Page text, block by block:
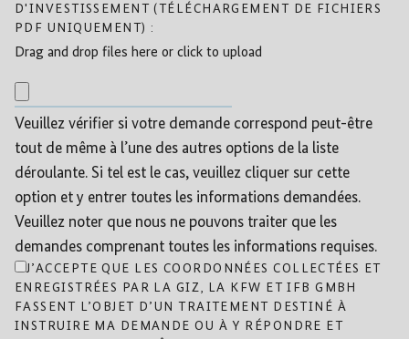
D'INVESTISSEMENT (TÉLÉCHARGEMENT DE FICHIERS
PDF UNIQUEMENT) :
Drag and drop files here or click to upload
Veuillez vérifier si votre demande correspond peut-être
tout de même à l’une des autres options de la liste
déroulante. Si tel est le cas, veuillez cliquer sur cette
option et y entrer toutes les informations demandées.
Veuillez noter que nous ne pouvons traiter que les
demandes comprenant toutes les informations requises.
J’ACCEPTE QUE LES COORDONNÉES COLLECTÉES ET
ENREGISTRÉES PAR LA GIZ, LA KFW ET IFB GMBH
FASSENT L’OBJET D’UN TRAITEMENT DESTINÉ À
INSTRUIRE MA DEMANDE OU À Y RÉPONDRE ET